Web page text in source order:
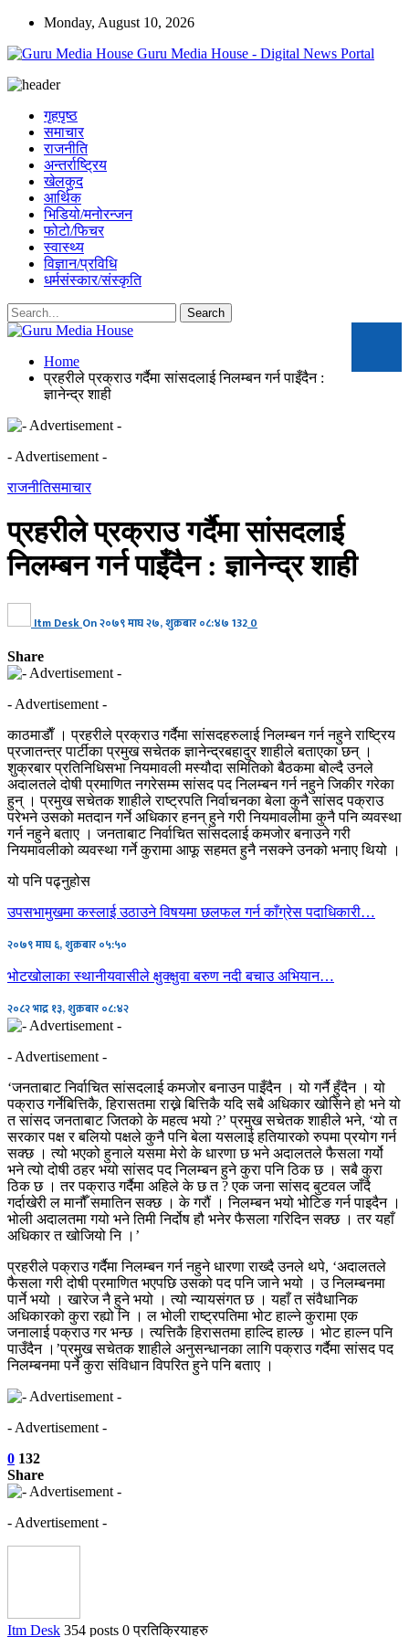
Monday, August 10, 2026
Guru Media House - Digital News Portal
गृहपृष्ठ
समाचार
राजनीति
अन्तर्राष्ट्रिय
खेलकुद
आर्थिक
भिडियो/मनोरन्जन
फोटो/फिचर
स्वास्थ्य
विज्ञान/प्रविधि
धर्मसंस्कार/संस्कृति
Home
प्रहरीले प्रक्राउ गर्दैमा सांसदलाई निलम्बन गर्न पाइँदैन :
ज्ञानेन्द्र शाही
- Advertisement -
राजनीतिसमाचार
प्रहरीले प्रक्राउ गर्दैमा सांसदलाई
निलम्बन गर्न पाइँदैन : ज्ञानेन्द्र शाही
Itm Desk On२०७९ माघ २७, शुक्रबार ०८:४७ 132 0
Share
- Advertisement -
काठमाडाैँ । प्रहरीले प्रक्राउ गर्दैमा सांसदहरुलाई निलम्बन गर्न नहुने राष्ट्रिय
प्रजातन्त्र पार्टीका प्रमुख सचेतक ज्ञानेन्द्रबहादुर शाहीले बताएका छन् ।
शुक्रबार प्रतिनिधिसभा नियमावली मस्यौदा समितिको बैठकमा बोल्दै उनले
अदालतले दोषी प्रमाणित नगरेसम्म सांसद पद निलम्बन गर्न नहुने जिकीर गरेका
हुन् । प्रमुख सचेतक शाहीले राष्ट्रपति निर्वाचनका बेला कुनै सांसद पक्राउ
परेभने उसको मतदान गर्ने अधिकार हनन् हुने गरी नियमावलीमा कुनै पनि व्यवस्था
गर्न नहुने बताए । जनताबाट निर्वाचित सांसदलाई कमजोर बनाउने गरी
नियमावलीको व्यवस्था गर्ने कुरामा आफू सहमत हुनै नसक्ने उनको भनाए थियो ।
यो पनि पढ्नुहोस
उपसभामुखमा कस्लाई उठाउने विषयमा छलफल गर्न काँग्रेस पदाधिकारी…
२०७९ माघ ६, शुक्रबार ०५:५०
भोटखोलाका स्थानीयवासीले क्षुक्क्षुवा बरुण नदी बचाउ अभियान…
२०८२ भाद्र १३, शुक्रबार ०८:४२
- Advertisement -
‘जनताबाट निर्वाचित सांसदलाई कमजोर बनाउन पाइँदैन । यो गर्नै हुँदैन । यो
पक्राउ गर्नेबित्तिकै, हिरासतमा राख्ने बित्तिकै यदि सबै अधिकार खोसिने हो भने यो
त सांसद जनताबाट जितको के महत्व भयो ?’ प्रमुख सचेतक शाहीले भने, ‘यो त
सरकार पक्ष र बलियो पक्षले कुनै पनि बेला यसलाई हतियारको रुपमा प्रयोग गर्न
सक्छ । त्यो भएको हुनाले यसमा मेरो के धारणा छ भने अदालतले फैसला गर्यो
भने त्यो दोषी ठहर भयो सांसद पद निलम्बन हुने कुरा पनि ठिक छ । सबै कुरा
ठिक छ । तर पक्राउ गर्दैमा अहिले के छ त ? एक जना सांसद बुटवल जाँदै
गर्दाखेरी ल मानौँ समातिन सक्छ । के गरौं । निलम्बन भयो भोटिङ गर्न पाइदैन ।
भोली अदालतमा गयो भने तिमी निर्दोष हौ भनेर फैसला गरिदिन सक्छ । तर यहाँ
अधिकार त खोजियो नि ।’
प्रहरीले पक्राउ गर्दैमा निलम्बन गर्न नहुने धारणा राख्दै उनले थपे, ‘अदालतले
फैसला गरी दोषी प्रमाणित भएपछि उसको पद पनि जाने भयो । उ निलम्बनमा
पार्ने भयो । खारेज नै हुने भयो । त्यो न्यायसंगत छ । यहाँ त संवैधानिक
अधिकारको कुरा रह्यो नि । ल भोली राष्ट्रपतिमा भोट हाल्ने कुरामा एक
जनालाई पक्राउ गर भन्छ । त्यत्तिकै हिरासतमा हाल्दि हाल्छ । भोट हाल्न पनि
पाउँदैन ।’प्रमुख सचेतक शाहीले अनुसन्धानका लागि पक्राउ गर्दैमा सांसद पद
निलम्बनमा पर्ने कुरा संविधान विपरित हुने पनि बताए ।
- Advertisement -
0 132
Share
- Advertisement -
Itm Desk 354 posts 0 प्रतिक्रियाहरु